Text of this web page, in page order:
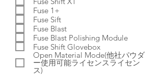
Fuse 1+
Fuse Sift
Fuse Blast
Fuse Blast Polishing Module
Fuse Shift Glovebox
Open Material Mode(他社パウダ
ー使用可能ライセンスライセン
ス)